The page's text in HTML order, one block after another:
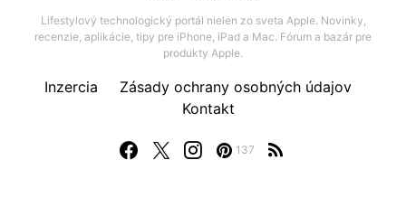
Lifestylový technologický portál nielen zo sveta Apple. Novinky,
recenzie, aplikácie, tipy pre iPhone, iPad a Mac. Fórum a bazár pre
produkty Apple.
137
Inzercia
Zásady ochrany osobných údajov
Kontakt